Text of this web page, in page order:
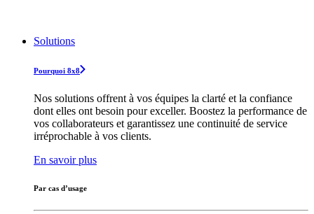
Solutions
Pourquoi 8x8
Nos solutions offrent à vos équipes la clarté et la confiance
dont elles ont besoin pour exceller. Boostez la performance de
vos collaborateurs et garantissez une continuité de service
irréprochable à vos clients.
En savoir plus
Par cas d’usage